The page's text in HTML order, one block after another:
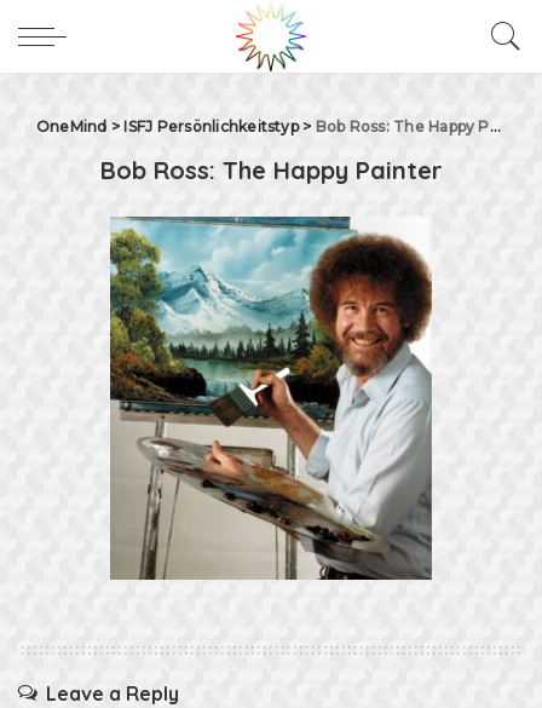
OneMind > ISFJ Persönlichkeitstyp> Bob Ross: The Happy Painter
Bob Ross: The Happy Painter
Leave a Reply